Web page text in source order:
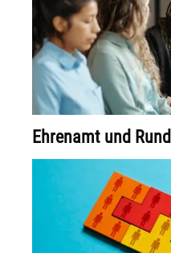
Ehrenamt und